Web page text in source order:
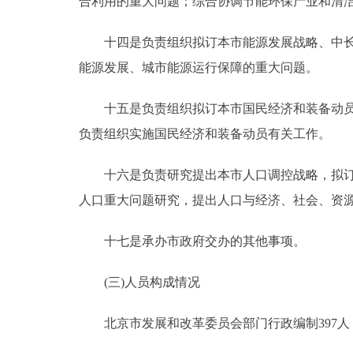
十四是负责组织拟订本市能源发展战略、中长
能源发展、城市能源运行保障的重大问题。
十五是负责组织拟订本市国民经济和装备动员
负责组织实施国民经济和装备动员有关工作。
十六是负责研究提出本市人口调控战略，拟订
人口重大问题研究，提出人口与经济、社会、
十七是承办市政府交办的其他事项。
(三)人员构成情况
北京市发展和改革委员会部门行政编制397人